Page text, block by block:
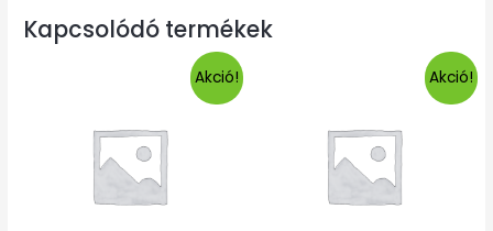
Kapcsolódó termékek
Akció! Akció!